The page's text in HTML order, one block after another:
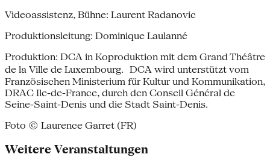
Videoassistenz, Bühne: Laurent Radanovic
Produktionsleitung: Dominique Laulanné
Produktion: DCA in Koproduktion mit dem Grand Théâtre
de la Ville de Luxembourg. DCA wird unterstützt vom
Französischen Ministerium für Kultur und Kommunikation,
DRAC Ile-de-France, durch den Conseil Général de
Seine-Saint-Denis und die Stadt Saint-Denis.
Foto © Laurence Garret (FR)
Weitere Veranstaltungen